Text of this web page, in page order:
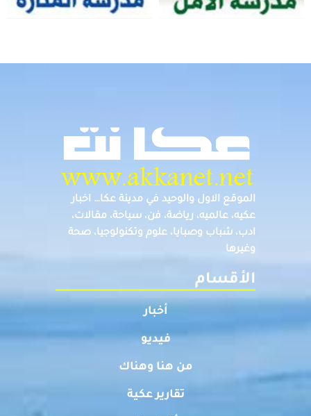
الموقع الاول والوحيد في مدينة عكا… اخبار
عكيه، عالميه، رياضة، فن، سياحة، مقالات،
ادب، شباب وصبايا، علوم وتكنولوجيا، صحة
وغيرها
الأقسام
أخبار
فيديو
من هنا وهناك
تقارير عكية